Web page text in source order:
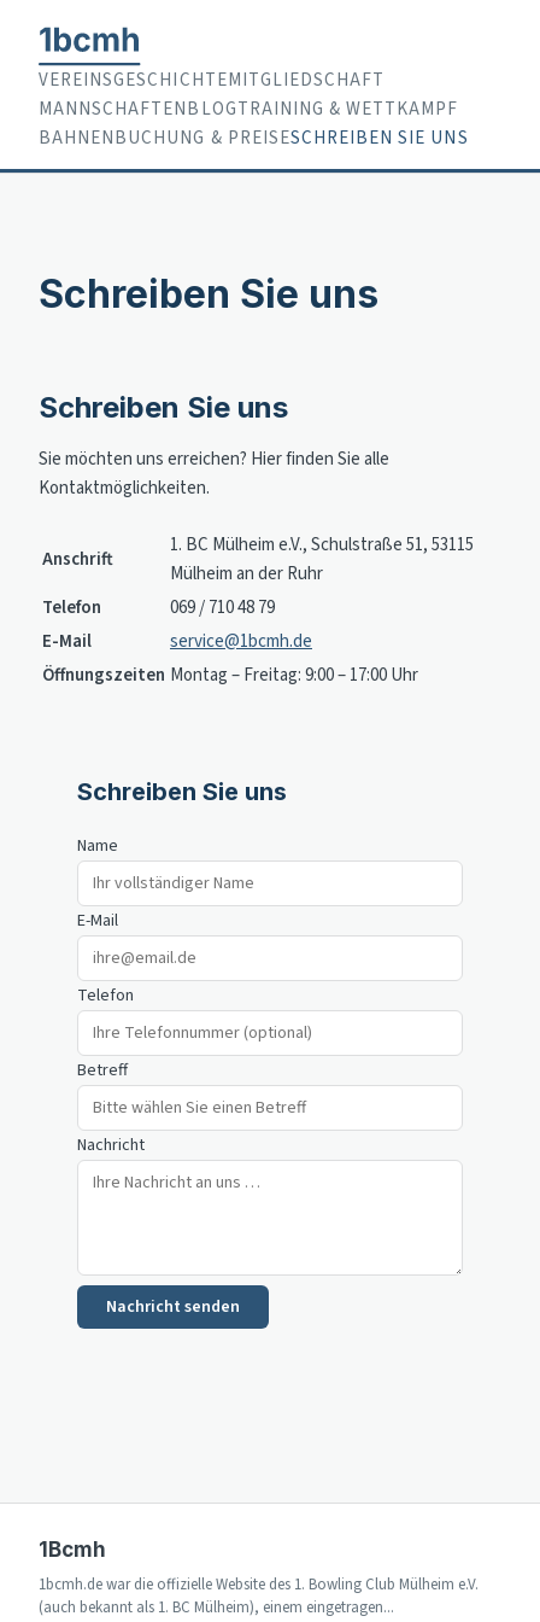
VEREINSGESCHICHTEMITGLIEDSCHAFT
MANNSCHAFTENBLOGTRAINING & WETTKAMPF
BAHNENBUCHUNG & PREISESCHREIBEN SIE UNS
Schreiben Sie uns
Schreiben Sie uns
Sie möchten uns erreichen? Hier finden Sie alle
Kontaktmöglichkeiten.
Anschrift
1. BC Mülheim e.V., Schulstraße 51, 53115
Mülheim an der Ruhr
Telefon
069 / 710 48 79
E-Mail
service@1bcmh.de
Öffnungszeiten Montag – Freitag: 9:00 – 17:00 Uhr
Schreiben Sie uns
Name
E-Mail
Telefon
Betreff
Nachricht
Nachricht senden
1Bcmh
1bcmh.de war die offizielle Website des 1. Bowling Club Mülheim e.V.
(auch bekannt als 1. BC Mülheim), einem eingetragen...